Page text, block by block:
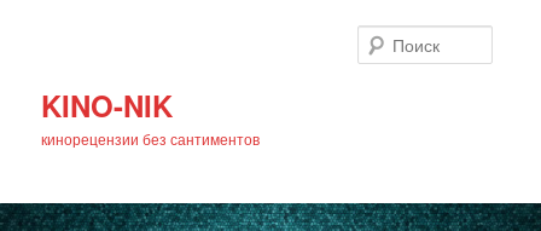
KINO-NIK
кинорецензии без сантиментов